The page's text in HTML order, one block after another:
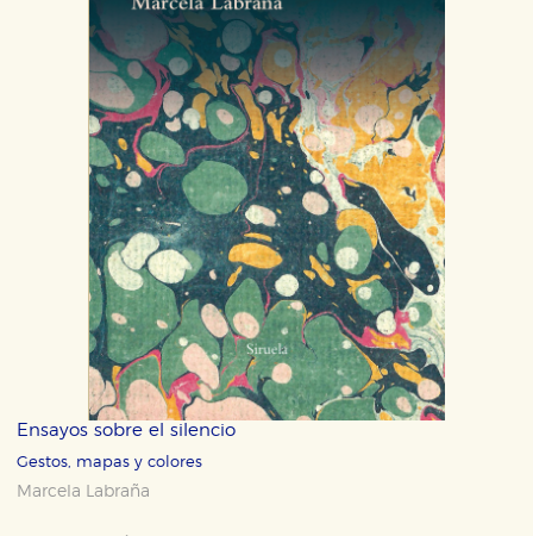
Ensayos sobre el silencio
Gestos, mapas y colores
Marcela Labraña